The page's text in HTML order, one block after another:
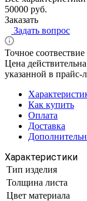
50000 руб.
Заказать
Задать вопрос
Точное
Цена
указанной в прайс-
Как купить
Оплата
Доставка
Характеристики
Тип изделия
Толщина листа
Цвет материала